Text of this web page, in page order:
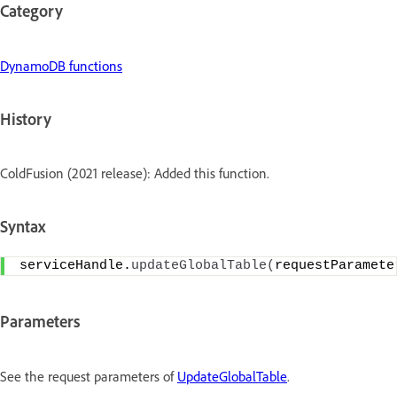
Category
DynamoDB functions
History
ColdFusion (2021 release): Added this function.
Syntax
serviceHandle. updateGlobalTable(
Parameters
See the request parameters of UpdateGlobalTable.